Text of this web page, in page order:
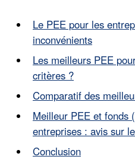
Le PEE pour les
inconvénients
Les meilleurs PEE
critères ?
Comparatif des
Meilleur PEE et fonds
entreprises : avis sur
Conclusion